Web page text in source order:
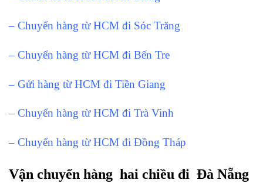
– Chuyển hàng từ HCM đi Sóc Trăng
– Chuyển hàng từ HCM đi Bến Tre
– Gửi hàng từ HCM đi Tiền Giang
– Chuyển hàng từ HCM đi Trà Vinh
– Chuyển hàng từ HCM đi Đồng Tháp
Vận chuyển hàng hai chiều đi Đà Nẵng